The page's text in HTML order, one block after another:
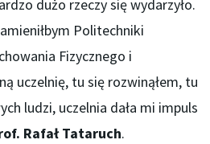
dużo rzeczy się wydarzyło.
Politechniki
Fizycznego i
uczelnię, tu się rozwinąłem, tu
ludzi, uczelnia dała mi impuls
Rafał Tataruch.